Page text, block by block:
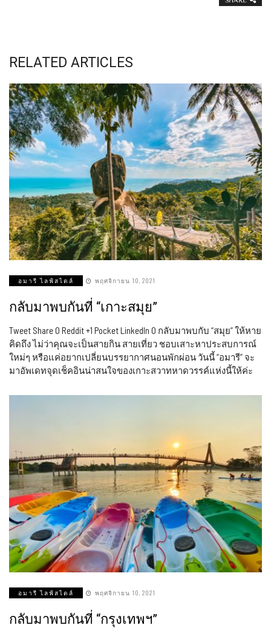
RELATED ARTICLES
อมารี ไลฟ์สไตล์ พฤศจิกายน 10, 2021
กลับมาพบกันที่ “เกาะสมุย”
Tweet Share 0 Reddit +1 Pocket LinkedIn 0 กลับมาพบกับ “สมุย” ให้หาย
คิดถึง ไม่ว่าคุณจะเป็นสายกิน สายเที่ยว ชอบเสาะหาประสบการณ์
ใหม่ๆ หรือแค่อยากเปลี่ยนบรรยากาศนอนพักผ่อน วันนี้ “อมารี” จะ
มาอัพเดทจุดเช็คอินน่าสนใจของเกาะสวาทหาดวรรค์แห่งนี้ให้ค่ะ
อมารี ไลฟ์สไตล์ พฤศจิกายน 10, 2021
กลับมาพบกันที่ “กรุงเทพฯ”